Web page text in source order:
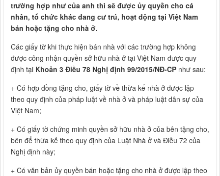
trường hợp như của anh thì sẽ được ủy quyền cho cá
nhân, tổ chức khác đang cư trú, hoạt động tại Việt Nam
bán hoặc tặng cho nhà ở.
Các giấy tờ khi thực hiện bán nhà với các trường hợp không
được công nhận quyền sở hữu nhà ở tại Việt Nam được quy
định tại Khoản 3 Điều 78 Nghị định 99/2015/NĐ-CP như sau:
+ Có hợp đồng tặng cho, giấy tờ về thừa kế nhà ở được lập
theo quy định của pháp luật về nhà ở và pháp luật dân sự của
Việt Nam;
+ Có giấy tờ chứng minh quyền sở hữu nhà ở của bên tặng cho,
bên để thừa kế theo quy định của Luật Nhà ở và Điều 72 của
Nghị định này;
+ Có văn bản ủy quyền bán hoặc tặng cho nhà ở được lập theo